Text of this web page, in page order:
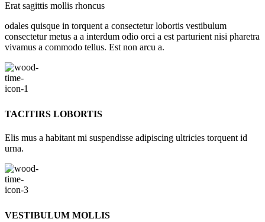
Erat sagittis mollis rhoncus
odales quisque in torquent a consectetur lobortis vestibulum
consectetur metus a a interdum odio orci a est parturient nisi pharetra
vivamus a commodo tellus. Est non arcu a.
TACITIRS LOBORTIS
Elis mus a habitant mi suspendisse adipiscing ultricies torquent id
urna.
VESTIBULUM MOLLIS